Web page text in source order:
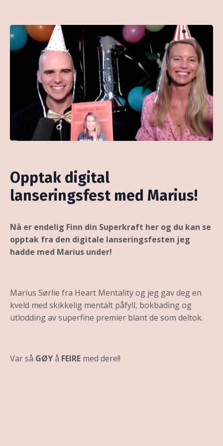
Opptak digital
lanseringsfest med Marius!
Nå er endelig Finn din Superkraft her og du kan se
opptak fra den digitale lanseringsfesten jeg
hadde med Marius under!
Marius Sørlie fra Heart Mentality og jeg gav deg en
kveld med skikkelig mentalt påfyll, bokbading og
utlodding av superfine premier blant de som deltok.
Var så GØYå FEIRE med dere!!